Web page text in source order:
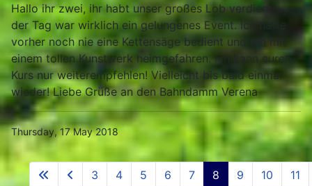
Hallo ihr zwei, ihr habt unser großes Lob verdient –
der Tag war wirklich ein gelungenes Event. Ich hatte
vorher noch nie eine Kettensäge bedient und bin mit
einem tollen Kunstwerk heimgefahren. Ich kann euren
Kurs nur weiterempfehlen! Vielleicht bis bald einmal
wieder! Liebe Grüße an den Bahndamm Verena
Thursday, 17 May 2018
3 4 5 6 7 8 9 10 11